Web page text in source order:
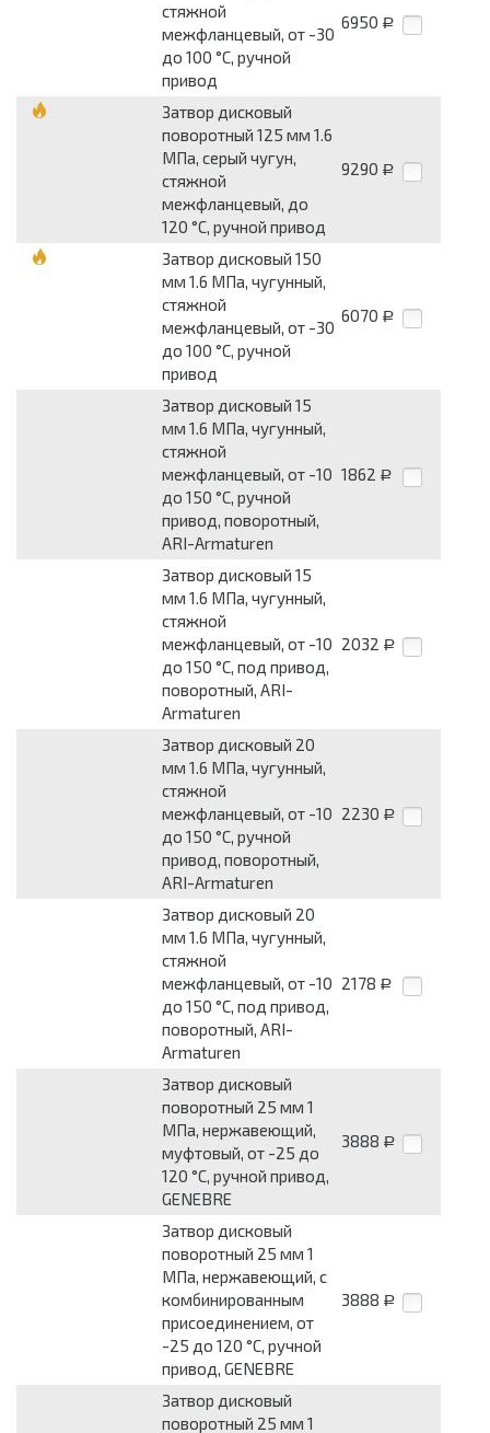
стяжной
межфланцевый, от -30
до 100 °С, ручной
привод
6950 Р
Затвор дисковый
поворотный 125 мм 1.6
МПа, серый чугун,
стяжной
межфланцевый, до
120 °С, ручной привод
9290 Р
Затвор дисковый 150
мм 1.6 МПа, чугунный,
стяжной
межфланцевый, от -30
до 100 °С, ручной
привод
6070 Р
Затвор дисковый 15
мм 1.6 МПа, чугунный,
стяжной
межфланцевый, от -10
до 150 °С, ручной
привод, поворотный,
ARI-Armaturen
1862 Р
Затвор дисковый 15
мм 1.6 МПа, чугунный,
стяжной
межфланцевый, от -10
до 150 °С, под привод,
поворотный, ARI-
Armaturen
2032 Р
Затвор дисковый 20
мм 1.6 МПа, чугунный,
стяжной
межфланцевый, от -10
до 150 °С, ручной
привод, поворотный,
ARI-Armaturen
2230 Р
Затвор дисковый 20
мм 1.6 МПа, чугунный,
стяжной
межфланцевый, от -10
до 150 °С, под привод,
поворотный, ARI-
Armaturen
2178 Р
Затвор дисковый
поворотный 25 мм 1
МПа, нержавеющий,
муфтовый, от -25 до
120 °С, ручной привод,
GENEBRE
3888 Р
Затвор дисковый
поворотный 25 мм 1
МПа, нержавеющий, с
комбинированным
присоединением, от
-25 до 120 °С, ручной
привод, GENEBRE
3888 Р
Затвор дисковый
поворотный 25 мм 1